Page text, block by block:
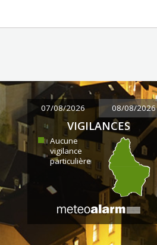
07/08/2026 08/08/2026
VIGILANCES
Aucune
vigilance
particulière